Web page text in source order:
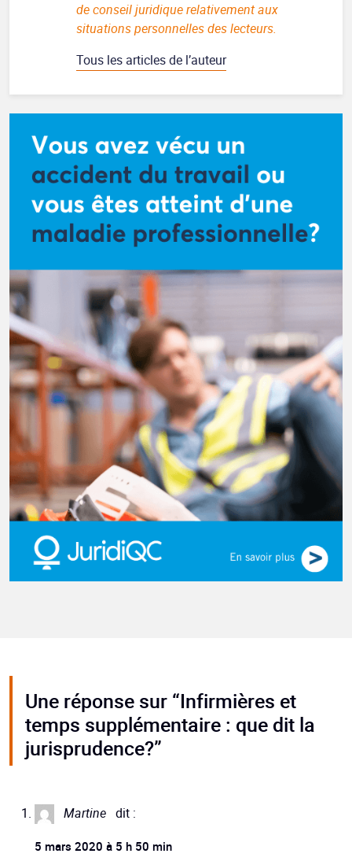
de conseil juridique relativement aux
situations personnelles des lecteurs.
Tous les articles de l’auteur
Une réponse sur “Infirmières et
temps supplémentaire : que dit la
jurisprudence?”
Martine dit :
5 mars 2020 à 5 h 50 min